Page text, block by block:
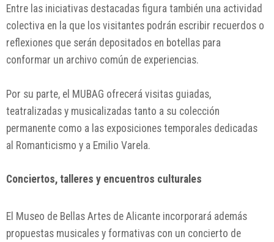
Entre las iniciativas destacadas figura también una actividad
colectiva en la que los visitantes podrán escribir recuerdos o
reflexiones que serán depositados en botellas para
conformar un archivo común de experiencias.
Por su parte, el MUBAG ofrecerá visitas guiadas,
teatralizadas y musicalizadas tanto a su colección
permanente como a las exposiciones temporales dedicadas
al Romanticismo y a Emilio Varela.
Conciertos, talleres y encuentros culturales
El Museo de Bellas Artes de Alicante incorporará además
propuestas musicales y formativas con un concierto de